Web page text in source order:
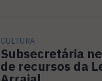
CULTURA
Subsecretária
de recursos da